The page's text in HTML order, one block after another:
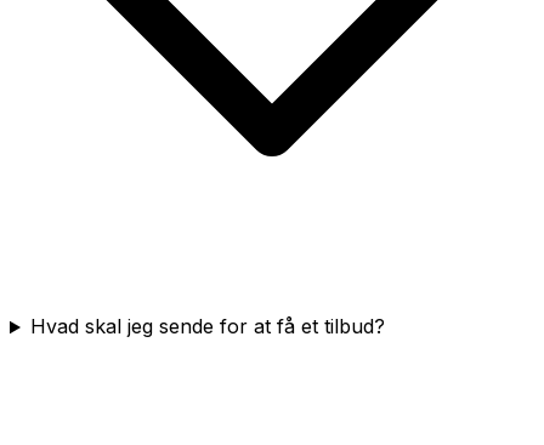
Hvad skal jeg sende for at få et tilbud?